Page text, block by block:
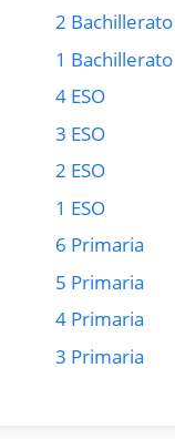
2 Bachillerato
1 Bachillerato
4 ESO
3 ESO
2 ESO
1 ESO
6 Primaria
5 Primaria
4 Primaria
3 Primaria